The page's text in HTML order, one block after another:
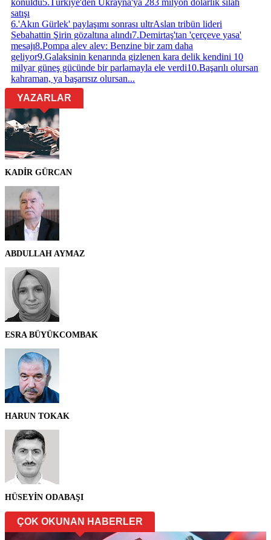
konuldu5. Türkiye'den Ukrayna'ya 283 milyon dolarlık silah
satışı
6.'Akın Gürlek' paylaşımı sonrası ultrAslan tribün lideri
Sebahattin Şirin gözaltına alındı7.Demirtaş'tan 'çerçeve yasa'
mesajı8.Pompa alev alev: Benzine bir zam daha
geliyor9.Galaksinin kenarında gizlenen kara delik kendini 10
milyar güneş gücünde bir parlamayla ele verdi10.Başarılı olursan
kahraman, ya başarısız olursan...
YAZARLAR
KADİR GÜRCAN
ABDULLAH AYMAZ
ESRA BÜYÜKCOMBAK
HARUN TOKAK
HÜSEYİN ODABAŞI
ÇOK OKUNAN HABERLER